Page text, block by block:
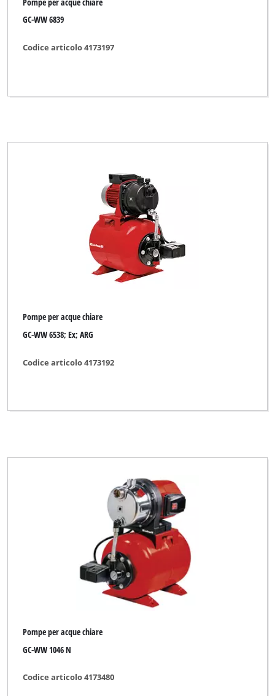
GC-WW 6839
Codice articolo 4173197
Pompe per acque chiare
GC-WW 6538; Ex; ARG
Codice articolo 4173192
Pompe per acque chiare
GC-WW 1046 N
Codice articolo 4173480